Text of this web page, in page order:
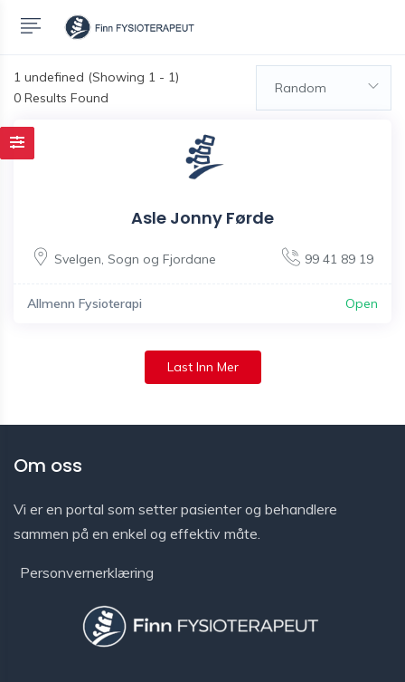
1 undefined (Showing 1 - 1)
0 Results Found
Random
Asle Jonny Førde
Svelgen Sogn og Fjordane 99 41 89 19
Allmenn Fysioterapi Open
Last Inn Mer
Om oss
Vi er en portal som setter pasienter og behandlere
sammen på en enkel og effektiv måte.
Personvernerklæring